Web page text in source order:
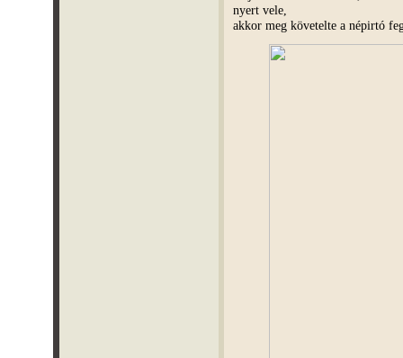
nyert vele,
akkor meg követelte a népirtó